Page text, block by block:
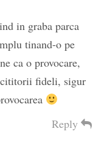
in graba parca
tinand-o pe
ca o provocare,
fideli, sigur
Reply